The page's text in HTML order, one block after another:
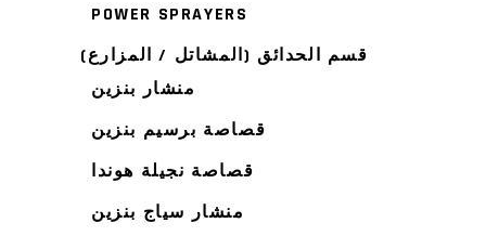
POWER SPRAYERS
قسم الحدائق (المشاتل / المزارع)
منشار بنزين
قصاصة برسيم بنزين
قصاصة نجيلة هوندا
منشار سياج بنزين